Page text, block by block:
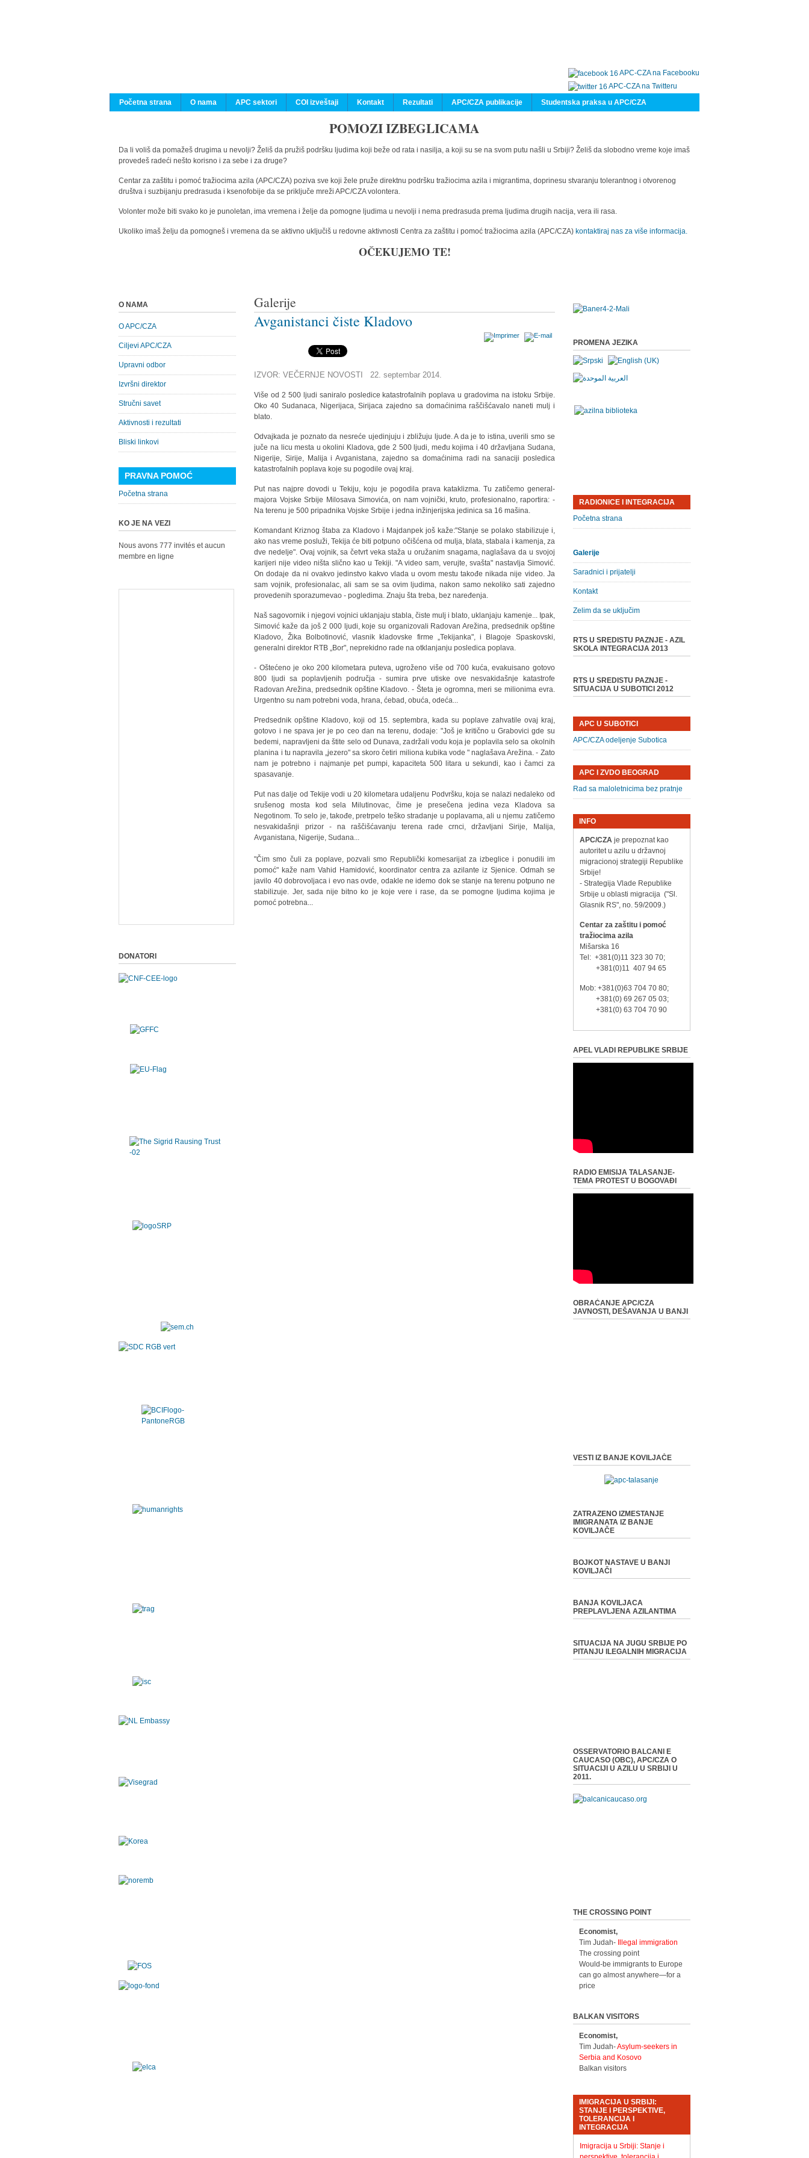
APC-CZA na Facebooku
APC-CZA na Twitteru
Početna strana
O nama APC sektori COI izveštaji Kontakt Rezultati APC/CZA publikacije Studentska praksa u APC/CZA
POMOZI IZBEGLICAMA
Da li voliš da pomažeš drugima u nevolji? Želiš da pružiš podršku ljudima koji beže od rata i nasilja, a koji su se na svom putu našli u Srbiji? Želiš da slobodno vreme koje imaš
provedeš radeći nešto korisno i za sebe i za druge?
Centar za zaštitu i pomoć tražiocima azila (APC/CZA) poziva sve koji žele pruže direktnu podršku tražiocima azila i migrantima, doprinesu stvaranju tolerantnog i otvorenog
društva i suzbijanju predrasuda i ksenofobije da se priključe mreži APC/CZA volontera.
Volonter može biti svako ko je punoletan, ima vremena i želje da pomogne ljudima u nevolji i nema predrasuda prema ljudima drugih nacija, vera ili rasa.
Ukoliko imaš želju da pomogneš i vremena da se aktivno uključiš u redovne aktivnosti Centra za zaštitu i pomoć tražiocima azila (APC/CZA) kontaktiraj nas za više informacija.
OČEKUJEMO TE!
Galerije
Avganistanci čiste Kladovo
IZVOR: VEČERNJE NOVOSTI 22. septembar 2014.
Više od 2 500 ljudi saniralo posledice katastrofalnih poplava u gradovima na istoku Srbije.
Oko 40 Sudanaca, Nigerijaca, Sirijaca zajedno sa domaćinima raščišćavalo naneti mulj i
blato.
Odvajkada je poznato da nesreće ujedinjuju i zbližuju ljude. A da je to istina, uverili smo se
juče na licu mesta u okolini Kladova, gde 2 500 ljudi, među kojima i 40 državljana Sudana,
Nigerije, Sirije, Malija i Avganistana, zajedno sa domaćinima radi na sanaciji posledica
katastrofalnih poplava koje su pogodile ovaj kraj.
Put nas najpre dovodi u Tekiju, koju je pogodila prava kataklizma. Tu zatičemo general-
majora Vojske Srbije Milosava Simovića, on nam vojnički, kruto, profesionalno, raportira: -
Na terenu je 500 pripadnika Vojske Srbije i jedna inžinjerijska jedinica sa 16 mašina.
Komandant Kriznog štaba za Kladovo i Majdanpek još kaže:"Stanje se polako stabilizuje i,
ako nas vreme posluži, Tekija će biti potpuno očišćena od mulja, blata, stabala i kamenja, za
dve nedelje". Ovaj vojnik, sa četvrt veka staža u oružanim snagama, naglašava da u svojoj
karijeri nije video ništa slično kao u Tekiji. "A video sam, verujte, svašta" nastavlja Simović.
On dodaje da ni ovakvo jedinstvo kakvo vlada u ovom mestu takođe nikada nije video. Ja
sam vojnik, profesionalac, ali sam se sa ovim ljudima, nakon samo nekoliko sati zajedno
provedenih sporazumevao - pogledima. Znaju šta treba, bez naređenja.
Naš sagovornik i njegovi vojnici uklanjaju stabla, čiste mulj i blato, uklanjaju kamenje... Ipak,
Simović kaže da još 2 000 ljudi, koje su organizovali Radovan Arežina, predsednik opštine
Kladovo, Žika Bolbotinović, vlasnik kladovske firme „Tekijanka", i Blagoje Spaskovski,
generalni direktor RTB „Bor", neprekidno rade na otklanjanju posledica poplava.
- Oštećeno je oko 200 kilometara puteva, ugroženo više od 700 kuća, evakuisano gotovo
800 ljudi sa poplavljenih područja - sumira prve utiske ove nesvakidašnje katastrofe
Radovan Arežina, predsednik opštine Kladovo. - Šteta je ogromna, meri se milionima evra.
Urgentno su nam potrebni voda, hrana, ćebad, obuća, odeća...
Predsednik opštine Kladovo, koji od 15. septembra, kada su poplave zahvatile ovaj kraj,
gotovo i ne spava jer je po ceo dan na terenu, dodaje: "Još je kritično u Grabovici gde su
bedemi, napravljeni da štite selo od Dunava, zadržali vodu koja je poplavila selo sa okolnih
planina i tu napravila „jezero" sa skoro četiri miliona kubika vode " naglašava Arežina. - Zato
nam je potrebno i najmanje pet pumpi, kapaciteta 500 litara u sekundi, kao i čamci za
spasavanje.
Put nas dalje od Tekije vodi u 20 kilometara udaljenu Podvršku, koja se nalazi nedaleko od
srušenog mosta kod sela Milutinovac, čime je presečena jedina veza Kladova sa
Negotinom. To selo je, takođe, pretrpelo teško stradanje u poplavama, ali u njemu zatičemo
nesvakidašnji prizor - na raščišćavanju terena rade crnci, državljani Sirije, Malija,
Avganistana, Nigerije, Sudana...
"Čim smo čuli za poplave, pozvali smo Republički komesarijat za izbeglice i ponudili im
pomoć" kaže nam Vahid Hamidović, koordinator centra za azilante iz Sjenice. Odmah se
javilo 40 dobrovoljaca i evo nas ovde, odakle ne idemo dok se stanje na terenu potpuno ne
stabilizuje. Jer, sada nije bitno ko je koje vere i rase, da se pomogne ljudima kojima je
pomoć potrebna...
O NAMA
O APC/CZA
Ciljevi APC/CZA
Upravni odbor
Izvršni direktor
Stručni savet
Aktivnosti i rezultati
Bliski linkovi
PRAVNA POMOĆ
Početna strana
KO JE NA VEZI
Nous avons 777 invités et aucun
membre en ligne
DONATORI
PROMENA JEZIKA
RADIONICE I INTEGRACIJA
Početna strana
Galerije
Saradnici i prijatelji
Kontakt
Zelim da se uključim
RTS U SREDISTU PAZNJE - AZIL
SKOLA INTEGRACIJA 2013
RTS U SREDISTU PAZNJE -
SITUACIJA U SUBOTICI 2012
APC U SUBOTICI
APC/CZA odeljenje Subotica
APC I ZVDO BEOGRAD
Rad sa maloletnicima bez pratnje
INFO
APC/CZAje prepoznat kao
autoritet u azilu u državnoj
migracionoj strategiji Republike
Srbije!
- Strategija Vlade Republike
Srbije u oblasti migracija ("Sl.
Glasnik RS", no. 59/2009.)
Centar za zaštitu i pomoć
tražiocima azila
Mišarska 16
Tel: +381(0)11 323 30 70;
+381(0)11 407 94 65
Mob: +381(0)63 704 70 80;
+381(0) 69 267 05 03;
+381(0) 63 704 70 90
APEL VLADI REPUBLIKE SRBIJE
RADIO EMISIJA TALASANJE-
TEMA PROTEST U BOGOVAĐI
OBRAĆANJE APC/CZA
JAVNOSTI, DEŠAVANJA U BANJI
VESTI IZ BANJE KOVILJAČE
ZATRAZENO IZMESTANJE
IMIGRANATA IZ BANJE
KOVILJAČE
BOJKOT NASTAVE U BANJI
KOVILJAČI
BANJA KOVILJACA
PREPLAVLJENA AZILANTIMA
SITUACIJA NA JUGU SRBIJE PO
PITANJU ILEGALNIH MIGRACIJA
OSSERVATORIO BALCANI E
CAUCASO (OBC), APC/CZA O
SITUACIJI U AZILU U SRBIJI U
2011.
THE CROSSING POINT
Economist,
Tim Judah-
Illegal immigration
The crossing point
Would-be immigrants to Europe
can go almost anywhere—for a
price
BALKAN VISITORS
Economist,
Tim Judah-Asylum-seekers in
Serbia and Kosovo
Balkan visitors
IMIGRACIJA U SRBIJI:
STANJE I PERSPEKTIVE,
TOLERANCIJA I
INTEGRACIJA
Imigracija u Srbiji: Stanje i